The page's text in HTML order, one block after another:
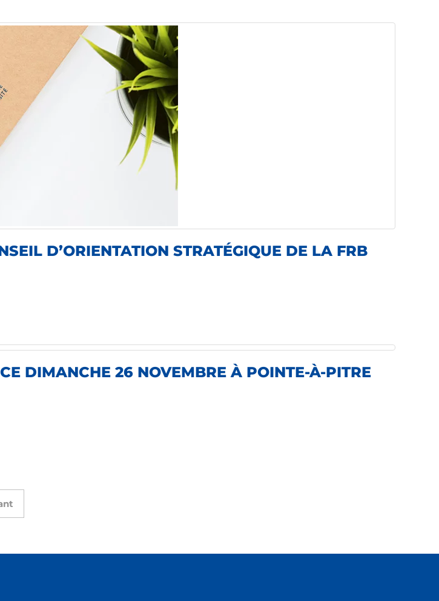
D’ORIENTATION STRATÉGIQUE DE LA FRB
DIMANCHE 26 NOVEMBRE À POINTE-À-PITRE